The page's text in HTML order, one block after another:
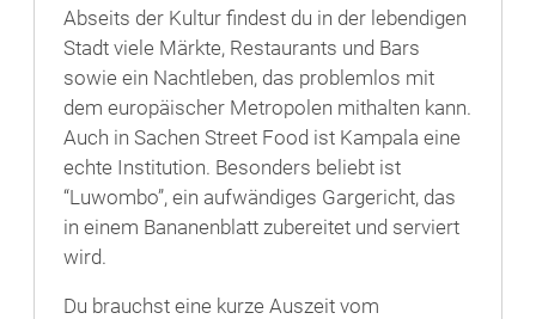
Abseits der Kultur findest du in der lebendigen
Stadt viele Märkte, Restaurants und Bars
sowie ein Nachtleben, das problemlos mit
dem europäischer Metropolen mithalten kann.
Auch in Sachen Street Food ist Kampala eine
echte Institution. Besonders beliebt ist
“Luwombo”, ein aufwändiges Gargericht, das
in einem Bananenblatt zubereitet und serviert
wird.
Du brauchst eine kurze Auszeit vom